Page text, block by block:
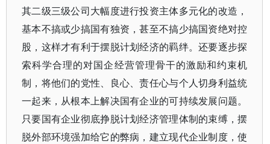
其二级三级公司大幅度进行投资主体多元化的改造，
基本不搞或少搞国有独资，甚至不搞少搞国资绝对控
股，这样才有利于摆脱计划经济的羁绊。还要逐步探
索科学合理的对国企经营管理骨干的激励和约束机
制，将他们的党性、良心、责任心与个人切身利益统
一起来，从根本上解决国有企业的可持续发展问题。
只要国有企业彻底挣脱计划经济管理体制的束缚，摆
脱外部环境强加给它的弊病，建立现代企业制度，使